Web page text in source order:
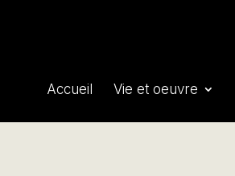
Accueil Vie et oeuvre